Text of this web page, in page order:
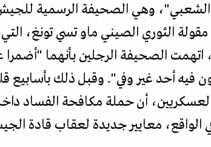
وهي الصحيفة الرسمية
الثوري الصيني ماو تسي تونغ، التي
الصحيفة الرجلين بأنهما "أضمرا
فيه أحد غير وفي". وقبل ذلك بأسابيع
العسكريين، أن حملة مكافحة الفساد
معايير جديدة لعقاب قادة